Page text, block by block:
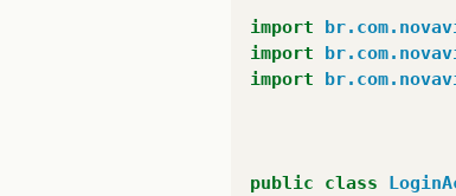
import
import
import
public class